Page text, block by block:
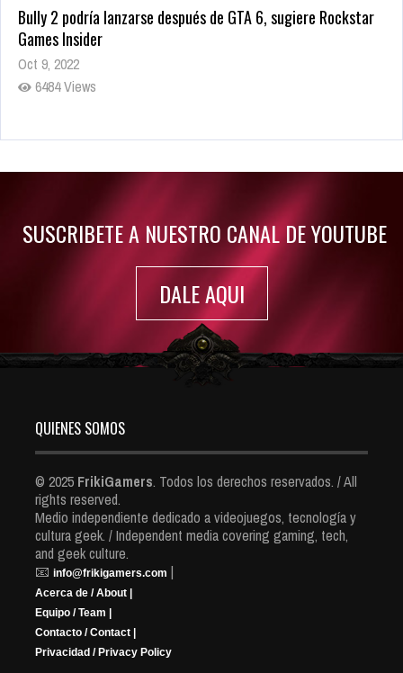
Bully 2 podría lanzarse después de GTA 6, sugiere Rockstar
Games Insider
Oct 9, 2022
6484 Views
Rumor: Se filtran los primeros detalles de Resident Evil 9
SUSCRIBETE A NUESTRO CANAL DE YOUTUBE
DALE AQUI
QUIENES SOMOS
© 2025 FrikiGamers. Todos los derechos reservados. / All
rights reserved.
Medio independiente dedicado a videojuegos, tecnología y
cultura geek. / Independent media covering gaming, tech,
and geek culture.
📧 info@frikigamers.com |
Acerca de / About |
Equipo / Team |
Contacto / Contact |
Privacidad / Privacy Policy